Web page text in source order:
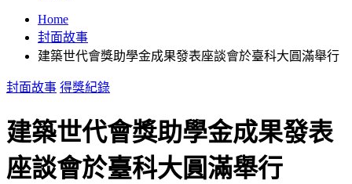
Home
封面故事
建築世代會獎助學⾦成果發表座談會於臺科⼤圓滿舉⾏
封面故事 得獎紀錄
建築世代會獎助學⾦成果發表
座談會於臺科⼤圓滿舉⾏